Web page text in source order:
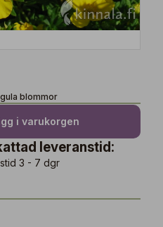
blommor
i varukorgen
leveranstid:
3 - 7 dgr